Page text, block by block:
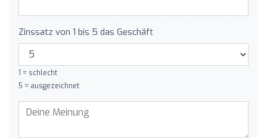
Zinssatz von 1 bis 5 das Geschäft
1 = schlecht
5 = ausgezeichnet